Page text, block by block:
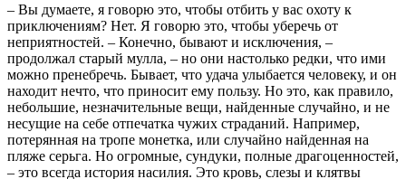
– Вы думаете, я говорю это, чтобы отбить у вас охоту к
приключениям? Нет. Я говорю это, чтобы уберечь от
неприятностей. – Конечно, бывают и исключения, –
продолжал старый мулла, – но они настолько редки, что ими
можно пренебречь. Бывает, что удача улыбается человеку, и он
находит нечто, что приносит ему пользу. Но это, как правило,
небольшие, незначительные вещи, найденные случайно, и не
несущие на себе отпечатка чужих страданий. Например,
потерянная на тропе монетка, или случайно найденная на
пляже серьга. Но огромные, сундуки, полные драгоценностей,
– это всегда история насилия. Это кровь, слезы и клятвы